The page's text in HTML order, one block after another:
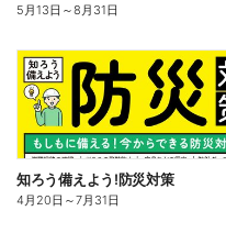
5月13日 ～8月31日
知ろう備えよう!防災対策
4月20日 ～7月31日